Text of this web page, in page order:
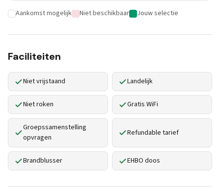
Aankomst mogelijk Niet beschikbaar Jouw selectie
Faciliteiten
Niet vrijstaand Landelijk
Niet roken Gratis WiFi
Groepssamenstelling
opvragen
Refundable tarief
Brandblusser EHBO doos